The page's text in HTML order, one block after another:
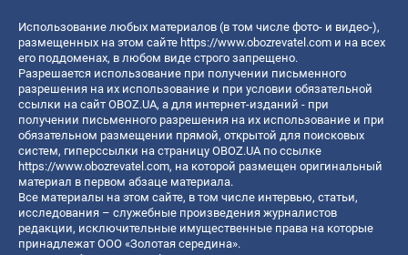
Использование любых материалов (в том числе фото- и видео-),
размещенных на этом сайте https://www.obozrevatel.com и на всех
его поддоменах, в любом виде строго запрещено.
Разрешается использование при получении письменного
разрешения на их использование и при условии обязательной
ссылки на сайт OBOZ.UA, а для интернет-изданий - при
получении письменного разрешения на их использование и при
обязательном размещении прямой, открытой для поисковых
систем, гиперссылки на страницу OBOZ.UA по ссылке
https://www.obozrevatel.com, на которой размещен оригинальный
материал в первом абзаце материала.
Все материалы на этом сайте, в том числе интервью, статьи,
исследования – служебные произведения журналистов
редакции, исключительные имущественные права на которые
принадлежат ООО «Золотая середина».